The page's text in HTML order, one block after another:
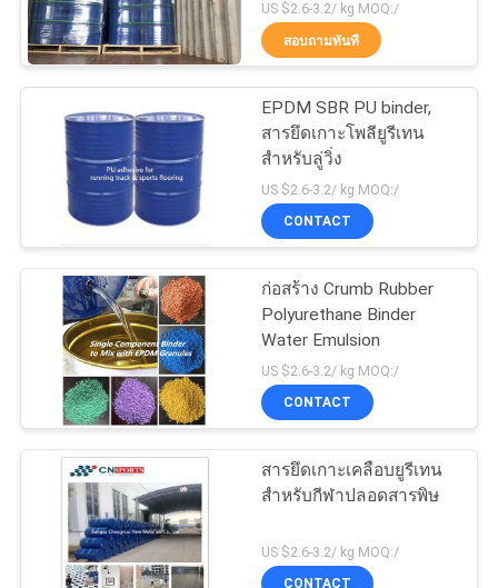
ขอ
เสนอ
ราคา
แผนผัง
เว็บไซต์
PRIVACY
POLICY
พื้นพีวีซีสปอร์ต
พื้น SPU
82
พื้นสนามบาสเก็ตบอล
137
US $2.6-3.2/ kg MOQ:/
สอบถามทันที
EPDM SBR PU binder,
สารยึดเกาะโพลียูรีเทน
สำหรับลู่วิ่ง
US $2.6-3.2/ kg MOQ:/
CONTACT
ก่อสร้าง Crumb Rubber
Polyurethane Binder
Water Emulsion
US $2.6-3.2/ kg MOQ:/
CONTACT
สารยึดเกาะเคลือบยูรีเทน
สำหรับกีฬาปลอดสารพิษ
US $2.6-3.2/ kg MOQ:/
CONTACT